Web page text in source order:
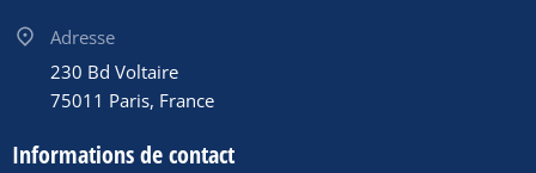
Adresse
230 Bd Voltaire
75011 Paris, France
Informations de contact